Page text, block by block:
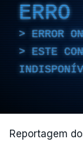
ERRO
ERROR
ESTE
Reportagem